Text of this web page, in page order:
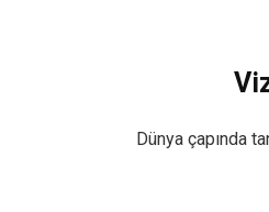
Dünya çapında